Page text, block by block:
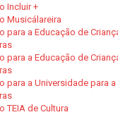
Incluir +
Musicálareira
para a Educação de
para a Educação de
para a Universidade para a
TEIA de Cultura